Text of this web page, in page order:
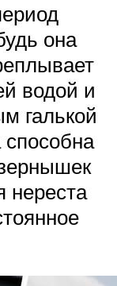
она
водой и
галькой
нереста